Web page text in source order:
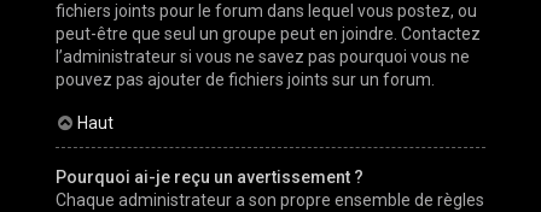
fichiers joints pour le forum dans lequel vous postez, ou
peut-être que seul un groupe peut en joindre. Contactez
l’administrateur si vous ne savez pas pourquoi vous ne
pouvez pas ajouter de fichiers joints sur un forum.
Haut
Pourquoi ai-je reçu un avertissement ?
Chaque administrateur a son propre ensemble de règles